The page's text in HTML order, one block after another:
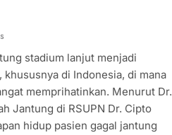
stadium lanjut menjadi
di Indonesia, di mana
memprihatinkan. Menurut Dr.
Jantung di RSUPN Dr. Cipto
hidup pasien gagal jantung